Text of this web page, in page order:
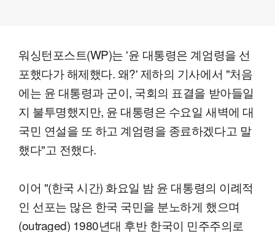
워싱턴포스트(WP)는 '윤 대통령은 계엄령을 선
포했다가 해제했다. 왜?' 제하의 기사에서 "처음
에는 윤 대통령과 군이, 국회의 표결을 받아들일
지 불투명했지만, 윤 대통령은 수요일 새벽에 대
국민 연설을 또 하고 계엄령을 종료하겠다고 말
했다"고 전했다.
이어 "(한국 시간) 화요일 밤 윤 대통령의 이례적
인 선포는 많은 한국 국민을 분노하게 했으며
(outraged) 1980년대 후반 한국이 민주주의로